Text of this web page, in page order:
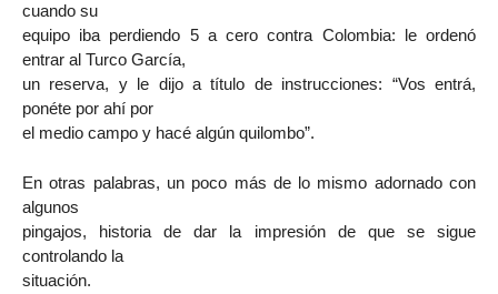
cuando su
equipo iba perdiendo 5 a cero contra Colombia: le ordenó
entrar al Turco García,
un reserva, y le dijo a título de instrucciones: “Vos entrá,
ponéte por ahí por
el medio campo y hacé algún quilombo”.
En otras palabras, un poco más de lo mismo adornado con
algunos
pingajos, historia de dar la impresión de que se sigue
controlando la
situación.